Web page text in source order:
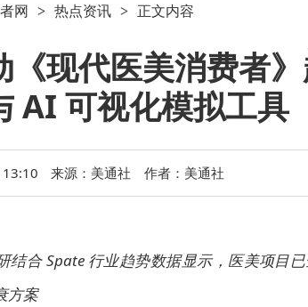
战与机遇并存
网 > 热点资讯 > 正文内容
《现代医美消费者
AI 可视化模拟工具
来源：美通社 作者：美通社
结合Spate 行业趋势数据显示，医美项目
方案